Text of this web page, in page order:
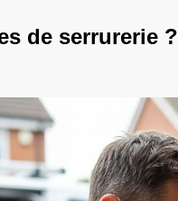
de serrurerie ?